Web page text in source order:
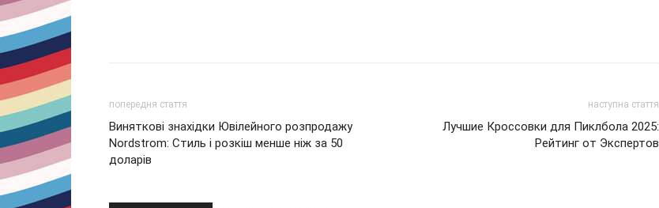
попередня стаття
Виняткові знахідки Ювілейного розпродажу
Nordstrom: Стиль і розкіш менше ніж за 50
доларів
наступна стаття
Лучшие Кроссовки для Пиклбола 2025:
Рейтинг от Экспертов